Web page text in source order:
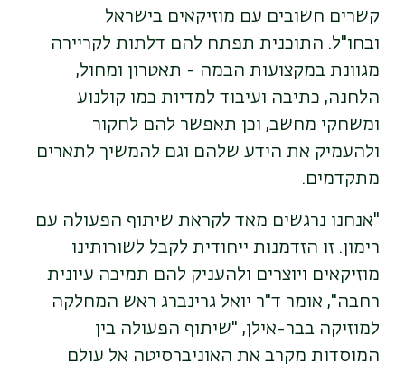
קשרים חשובים עם מוזיקאים בישראל
ובחו"ל. התוכנית תפתח להם דלתות לקריירה
מגוונת במקצועות הבמה - תאטרון ומחול,
הלחנה, כתיבה ועיבוד למדיות כמו קולנוע
ומשחקי מחשב, וכן תאפשר להם לחקור
ולהעמיק את הידע שלהם וגם להמשיך לתארים
מתקדמים.
"אנחנו נרגשים מאד לקראת שיתוף הפעולה עם
רימון. זו הזדמנות ייחודית לקבל לשורותינו
מוזיקאים ויוצרים ולהעניק להם תמיכה עיונית
רחבה", אומר ד"ר יואל גרינברג ראש המחלקה
למוזיקה בבר-אילן, "שיתוף הפעולה בין
המוסדות מקרב את האוניברסיטה אל עולם